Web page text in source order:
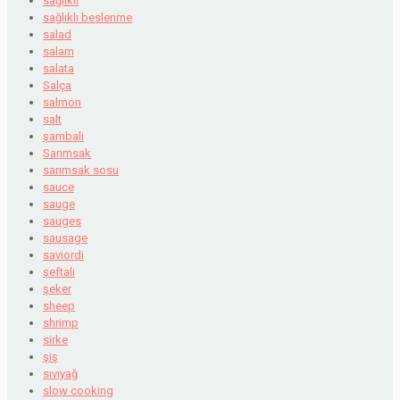
sağlıklı beslenme
salad
salam
salata
Salça
salmon
salt
şambali
Sarımsak
sarımsak sosu
sauce
sauge
sauges
sausage
saviordi
şeftali
şeker
sheep
shrimp
sirke
şiş
sıvıyağ
slow cooking